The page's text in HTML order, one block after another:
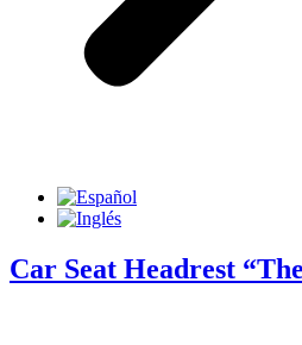
Car Seat Headrest